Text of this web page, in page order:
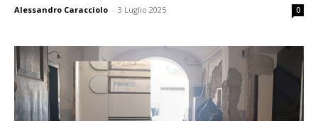
Alessandro Caracciolo - 3 Luglio 2025 0